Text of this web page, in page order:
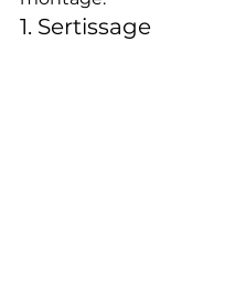
1. Sertissage